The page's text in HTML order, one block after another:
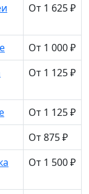
От 1 625 ₽
От 1 000 ₽
От 1 125 ₽
От 1 125 ₽
От 875 ₽
От 1 500 ₽